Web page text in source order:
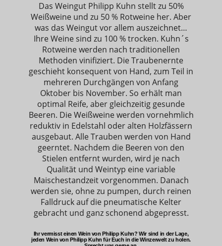
Das Weingut Philipp Kuhn stellt zu 50%
Weißweine und zu 50 % Rotweine her. Aber
was das Weingut vor allem auszeichnet…
Ihre Weine sind zu 100 % trocken. Kuhn´s
Rotweine werden nach traditionellen
Methoden vinifiziert. Die Traubenernte
geschieht konsequent von Hand, zum Teil in
mehreren Durchgängen von Anfang
Oktober bis November. So erhält man
optimal Reife, aber gleichzeitig gesunde
Beeren. Die Weißweine werden vornehmlich
reduktiv in Edelstahl oder alten Holzfässern
ausgebaut. Alle Trauben werden von Hand
geerntet. Nachdem die Beeren von den
Stielen entfernt wurden, wird je nach
Qualität und Weintyp eine variable
Maischestandzeit vorgenommen. Danach
werden sie, ohne zu pumpen, durch reinen
Falldruck auf die pneumatische Kelter
gebracht und ganz schonend abgepresst.
Ihr vermisst einen Wein von Philipp Kuhn? Wir sind in der Lage,
jeden Wein von Philipp Kuhn für Euch in die Winzerwelt zu holen.